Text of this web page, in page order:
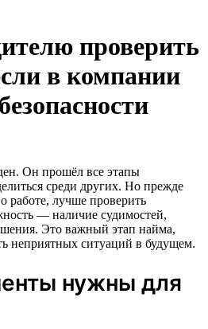
проверить
в компании
Он прошёл все этапы
среди других. Но прежде
работе, лучше проверить
— наличие судимостей,
Это важный этап найма,
неприятных ситуаций в будущем.
нужны для